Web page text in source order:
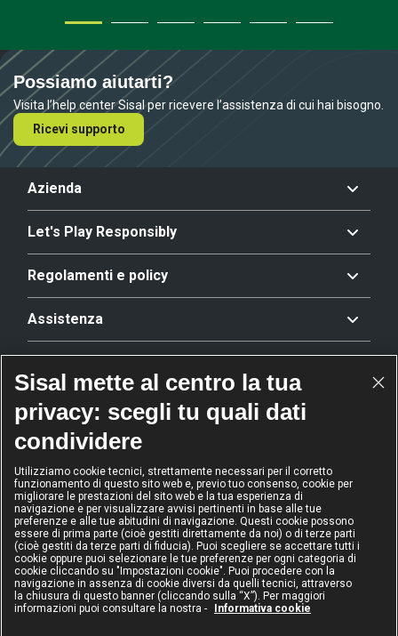
Possiamo aiutarti?
Visita l’help center Sisal per ricevere l’assistenza di cui hai bisogno.
Ricevi supporto
Azienda
Let's Play Responsibly
Regolamenti e policy
Assistenza
Riconoscimenti
2024
Operatore
dell'anno
2024
Operatore
Scommesse
sportive
2024
Operatore di
gioco sicuro
2024
Diversity &
Inclusion
IL GIOCO È VIETATO AI MINORI
Sisal mette al centro la tua
privacy: scegli tu quali dati
condividere
Utilizziamo cookie tecnici, strettamente necessari per il corretto
funzionamento di questo sito web e, previo tuo consenso, cookie per
migliorare le prestazioni del sito web e la tua esperienza di
navigazione e per visualizzare avvisi pertinenti in base alle tue
preferenze e alle tue abitudini di navigazione. Questi cookie possono
essere di prima parte (cioè gestiti direttamente da noi) o di terze parti
(cioè gestiti da terze parti di fiducia). Puoi scegliere se accettare tutti i
cookie oppure puoi selezionare le tue preferenze per ogni categoria di
cookie cliccando su "Impostazioni cookie". Puoi procedere con la
navigazione in assenza di cookie diversi da quelli tecnici, attraverso
la chiusura di questo banner (cliccando sulla “X”). Per maggiori
informazioni puoi consultare la nostra -
Informativa cookie